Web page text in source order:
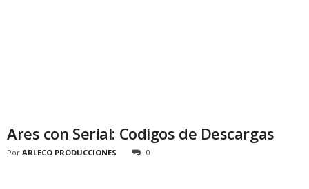
Ares con Serial: Codigos de Descargas
Por ARLECO PRODUCCIONES 0